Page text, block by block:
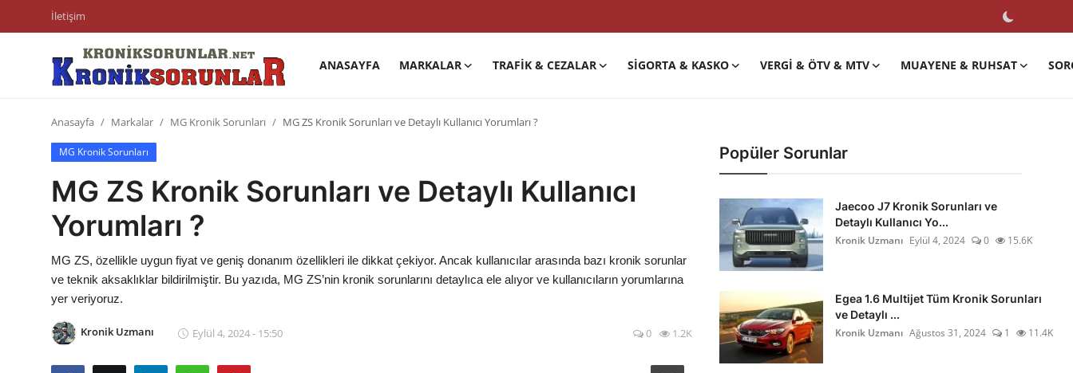
İletişim
ANASAYFA MARKALAR TRAFIK & CEZALAR SIGORTA & KASKO VERGI & ÖTV & MTV MUAYENE & RUHSAT
Trafik & Cezalar
Sigorta & Kasko
Vergi & ÖTV & MTV
Sorgulamalar
Anasayfa Markalar MG Kronik Sorunları MG ZS Kronik Sorunları ve Detaylı Kullanıcı Yorumları ?
MG Kronik Sorunları
MG ZS Kronik Sorunları ve Detaylı Kullanıcı
Yorumları ?
MG ZS, özellikle uygun fiyat ve geniş donanım özellikleri ile dikkat çekiyor. Ancak kullanıcılar arasında bazı kronik sorunlar
ve teknik aksaklıklar bildirilmiştir. Bu yazıda, MG ZS’nin kronik sorunlarını detaylıca ele alıyor ve kullanıcıların yorumlarına
yer veriyoruz.
Kronik Uzmanı Eylül 4, 2024 - 15:50 0 1.2K
Popüler Sorunlar
Jaecoo J7 Kronik Sorunları ve
Detaylı Kullanıcı Yo...
Kronik Uzmanı Eylül 4, 2024 0 15.6K
Egea 1.6 Multijet Tüm Kronik Sorunları
ve Detaylı ...
Kronik Uzmanı Ağustos 31, 2024 1 11.4K